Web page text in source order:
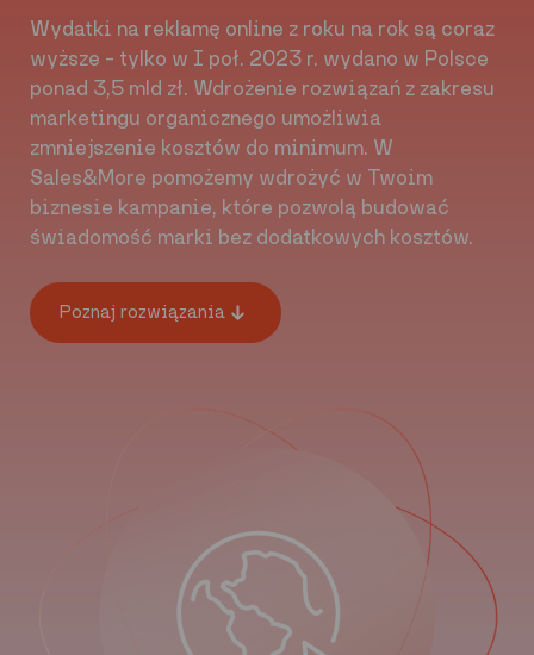
Wydatki na reklamę online z roku na rok są coraz
wyższe – tylko w I poł. 2023 r. wydano w Polsce
ponad 3,5 mld zł. Wdrożenie rozwiązań z zakresu
marketingu organicznego umożliwia
zmniejszenie kosztów do minimum. W
Sales&More pomożemy wdrożyć w Twoim
biznesie kampanie, które pozwolą budować
świadomość marki bez dodatkowych kosztów.
Poznaj rozwiązania